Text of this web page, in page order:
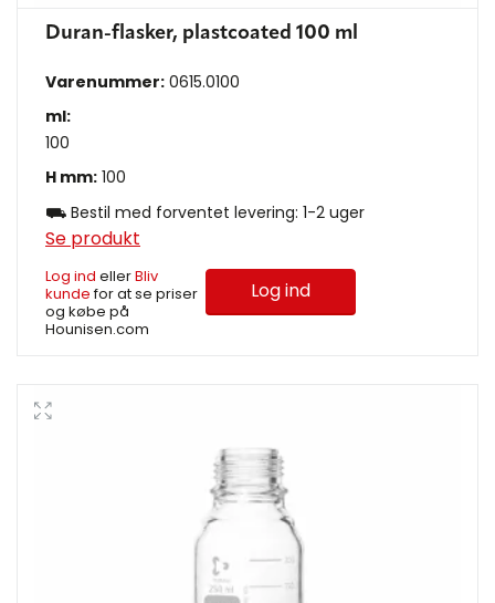
Duran-flasker, plastcoated 100 ml
Varenummer: 0615.0100
ml:
100
H mm: 100
⛟ Bestil med forventet levering: 1-2 uger
Se produkt
Log ind ellerBliv
kundefor at se priser
og købe på
Hounisen.com
Log ind